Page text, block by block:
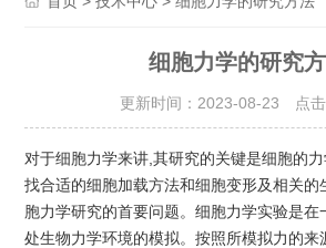
细胞力学的研究
更新时间：2023-08-23 点击
对于细胞力学来讲,其研究的关键是细胞的
找合适的细胞加载方法和细胞变形及相关的
胞力学研究的首要问题。细胞力学实验是在
处生物力学环境的模拟。按照所模拟力的来